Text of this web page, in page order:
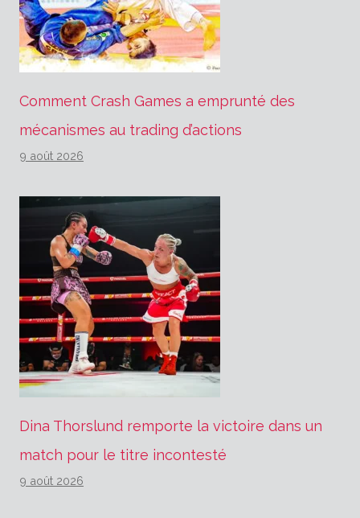
Comment Crash Games a emprunté des
mécanismes au trading d’actions
9 août 2026
Dina Thorslund remporte la victoire dans un
match pour le titre incontesté
9 août 2026